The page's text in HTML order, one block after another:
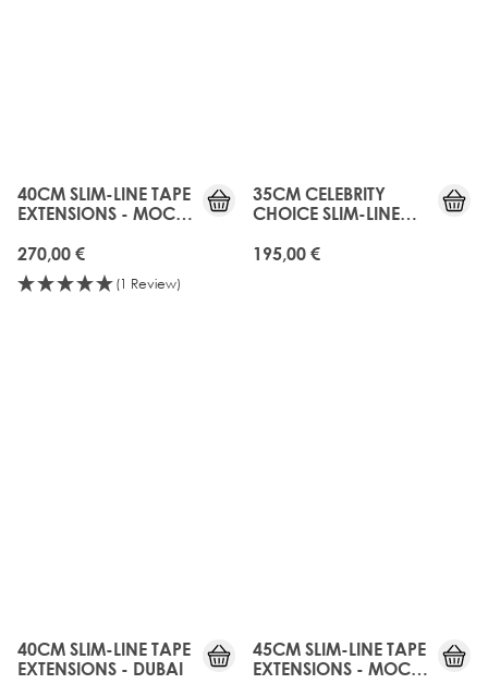
40CM SLIM-LINE TAPE
EXTENSIONS - MOCHA
270,00 €
(1 Review)
35CM CELEBRITY
CHOICE SLIM-LINE
195,00 €
40CM SLIM-LINE TAPE
EXTENSIONS - DUBAI
45CM SLIM-LINE TAPE
EXTENSIONS - MOCHA